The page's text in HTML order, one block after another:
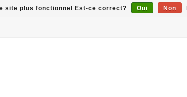
site plus fonctionnel Est-ce correct? Oui Non